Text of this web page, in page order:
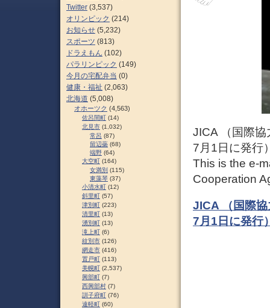
JICA （国際
7月1日に発行
This is the e-
Cooperation
JICA （国際
7月1日に発行
Twitter (3,537)
オリンピック (214)
お知らせ (5,232)
スポーツ (813)
ドラえもん (102)
パラリンピック (149)
今月の宅配弁当 (0)
健康・福祉 (2,063)
北海道 (5,008)
オホーツク (4,563)
佐呂間町 (14)
北見市 (1,032)
常呂 (87)
留辺蘂 (68)
端野 (64)
大空町 (164)
女満別 (115)
東藻琴 (37)
小清水町 (12)
斜里町 (57)
津別町 (223)
清里町 (13)
湧別町 (13)
滝上町 (6)
紋別市 (126)
網走市 (416)
置戸町 (113)
美幌町 (2,537)
興部町 (7)
西興部村 (7)
訓子府町 (76)
遠軽町 (60)